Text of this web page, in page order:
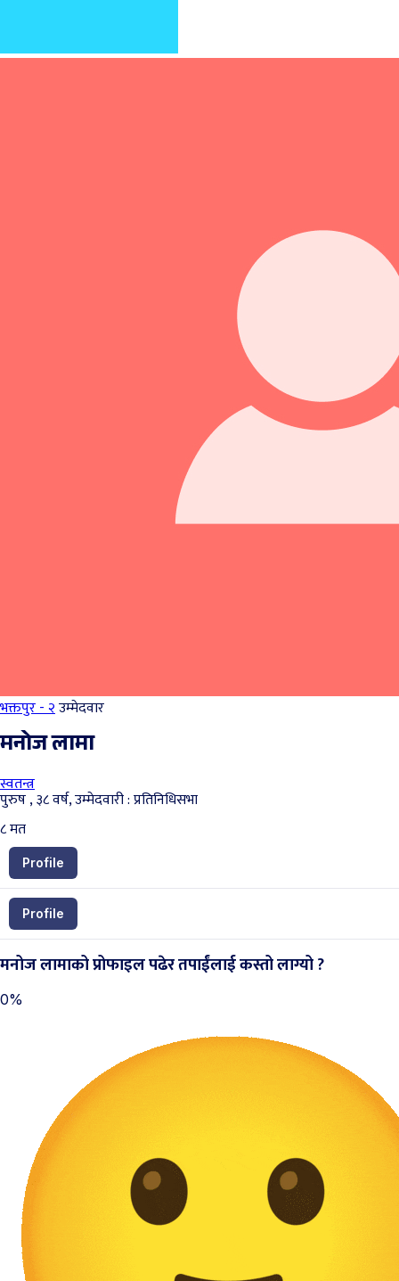
भक्तपुर - २उम्मेदवार
मनोज लामा
स्वतन्त्र
पुरुष , ३८ वर्ष, उम्मेदवारी : प्रतिनिधिसभा
८मत
Profile
Profile
मनोज लामाको प्रोफाइल पढेर तपाईंलाई कस्तो लाग्यो ?
0%